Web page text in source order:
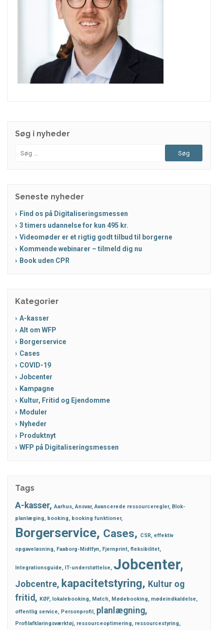
Søg i nyheder
Søg
Seneste nyheder
Find os på Digitaliseringsmessen
3 timers udannelse for kun 495 kr.
Videomøder er et rigtig godt tilbud til borgerne
Kommende webinarer – tilmeld dig nu
Book uden CPR
Kategorier
A-kasser
Alt om WFP
Borgerservice
Cases
COVID-19
Jobcenter
Kampagne
Kultur, Fritid og Ejendomme
Moduler
Nyheder
Produktnyt
WFP på Digitaliseringsmessen
Tags
A-kasser Aarhus Ansvar Avancerede ressourceregler Blok-
planlæging
booking booking funktioner
Borgerservice Cases CSR effektiv
opgaveløsning Faaborg-Midtfyn Fjernprint fleksibilitet
Integrationsguide IT-understøttelse Jobcenter
Jobcentre kapacitetstyring
Kultur og
fritid
KØF lokalebooking Match Mødebooking
mødeindkaldelse
offentlig service
Personprofil planlægning
Profilafklaringsværktøj ressourceoptimering ressourcestyring